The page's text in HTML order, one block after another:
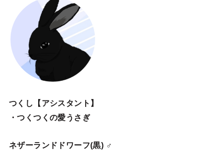
つくし【アシスタント】
・つくつくの愛うさぎ
ネザーランドドワーフ(黒) ♂